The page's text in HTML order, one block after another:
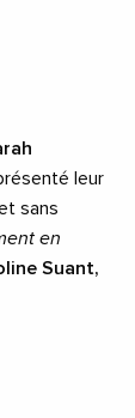
leur
sans
en
Suant,